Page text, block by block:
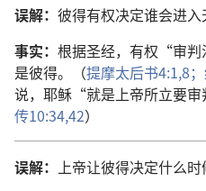
误解： 彼得有权决定谁会进入
事实： 根据圣经，有权“审
是彼得。（提摩太后书4:1,8；
说，耶稣“就是上帝所立要
传10:34,42）
误解： 上帝让彼得决定什么时